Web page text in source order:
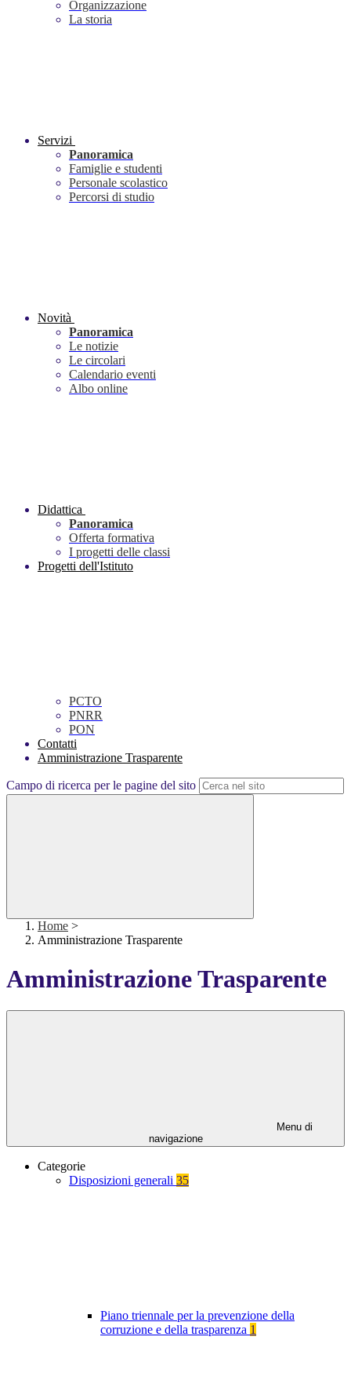
Organizzazione
La storia
Servizi
Panoramica
Famiglie e studenti
Personale scolastico
Percorsi di studio
Novità
Panoramica
Le notizie
Le circolari
Calendario eventi
Albo online
Didattica
Panoramica
Offerta formativa
I progetti delle classi
Progetti dell'Istituto
PCTO
PNRR
PON
Contatti
Amministrazione Trasparente
Campo di ricerca per le pagine del sito
Home >
Amministrazione Trasparente
Amministrazione Trasparente
Menu di
navigazione
Categorie
Disposizioni generali 35
Piano triennale per la prevenzione della
corruzione e della trasparenza 1